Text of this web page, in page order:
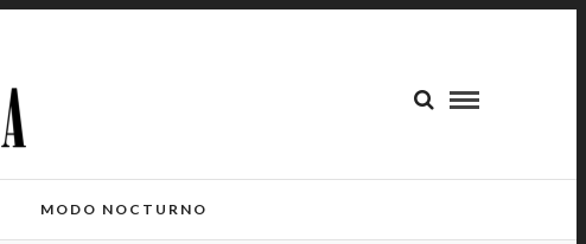
MODO NOCTURNO